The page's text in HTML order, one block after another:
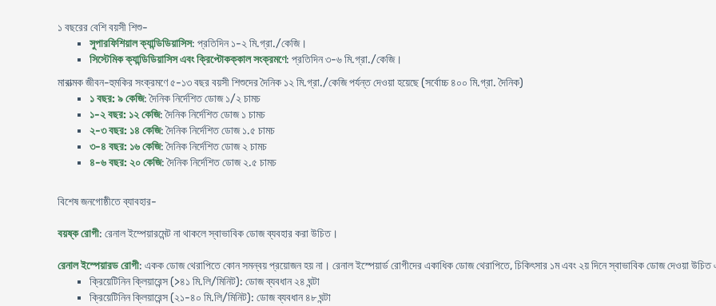
১ বছরের বেশি বয়সী শিশু-
সুপারফিশিয়াল ক্যান্ডিডিয়াসিস: প্রতিদিন ১-২ মি.গ্রা./কেজি।
সিস্টেমিক ক্যান্ডিডিয়াসিস এবং ক্রিপ্টোকক্কাল সংক্রমণে: প্রতিদিন ৩-৬ মি.গ্রা./কেজি।
মারাত্মক জীবন-হুমকির সংক্রমণে ৫-১৩ বছর বয়সী শিশুদের দৈনিক ১২ মি.গ্রা./কেজি পর্যন্ত দেওয়া হয়েছে (সর্বোচ্চ ৪০০ মি.গ্রা. দৈনিক)
১ বছর: ৯ কেজি: দৈনিক নির্দেশিত ডোজ ১/২ চামচ
১-২ বছর: ১২ কেজি: দৈনিক নির্দেশিত ডোজ ১ চামচ
২-৩ বছর: ১৪ কেজি: দৈনিক নির্দেশিত ডোজ ১.৫ চামচ
৩-৪ বছর: ১৬ কেজি: দৈনিক নির্দেশিত ডোজ ২ চামচ
৪-৬ বছর: ২০ কেজি: দৈনিক নির্দেশিত ডোজ ২.৫ চামচ
বিশেষ জনগোষ্ঠীতে ব্যাবহার-
বয়ষ্ক রোগী: রেনাল ইম্পেয়ারমেন্ট না থাকলে স্বাভাবিক ডোজ ব্যবহার করা উচিত।
রেনাল ইস্পেয়ারড রোগী: একক ডোজ থেরাপিতে কোন সমন্বয় প্রয়োজন হয় না। রেনাল ইস্পেয়ার্ড রোগীদের একাধিক ডোজ থেরাপিতে, চিকিৎসার ১ম এবং ২য় দিনে স্বাভাবিক ডোজ দেওয়া
ক্রিয়েটিনিন ক্লিয়ারেন্স (>৪১ মি.লি/মিনিট): ডোজ ব্যবধান ২৪ ঘন্টা
ক্রিয়েটিনিন ক্লিয়ারেন্স (২১-৪০ মি.লি/মিনিট): ডোজ ব্যবধান ৪৮ ঘন্টা